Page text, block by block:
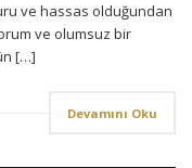
ve hassas olduğundan
ve olumsuz bir
[…]
Devamını Oku